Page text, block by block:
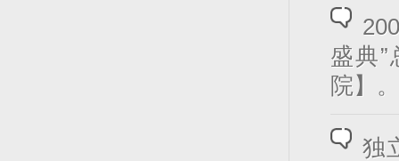
盛典
院】。
独